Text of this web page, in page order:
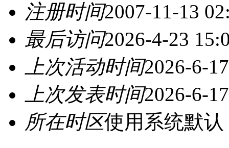
注册时间2007-11-13
最后访问2026-4-23
上次活动时间2026-6-
上次发表时间2026-6-
所在时区使用系统默认